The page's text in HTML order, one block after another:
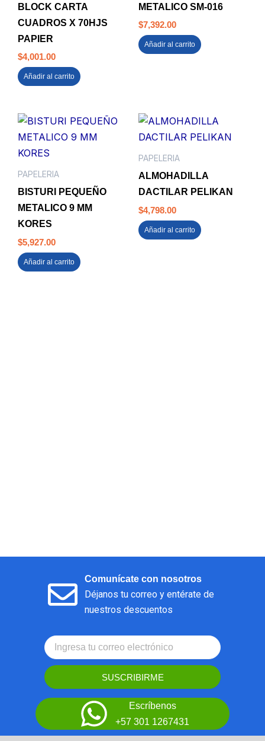
BLOCK CARTA
CUADROS X 70HJS
PAPIER
$4,001.00
Añadir al carrito
METALICO SM-016
$7,392.00
Añadir al carrito
PAPELERIA
BISTURI PEQUEÑO
METALICO 9 MM
KORES
$5,927.00
Añadir al carrito
PAPELERIA
ALMOHADILLA
DACTILAR PELIKAN
$4,798.00
Añadir al carrito
Comunícate con nosotros
Déjanos tu correo y entérate de
nuestros descuentos
SUSCRIBIRME
Escríbenos
+57 301 1267431